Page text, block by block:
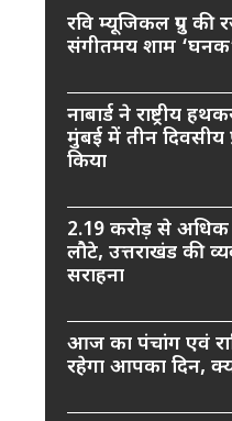
रवि म्यूजिकल ग्रुप
संगीतमय शाम
नाबार्ड ने राष्ट्रीय
मुंबई में तीन दिवसीय
किया
2.19 करोड़ से
लौटे, उत्तराखंड की
सराहना
आज का पंचांग एवं
रहेगा आपका दिन,